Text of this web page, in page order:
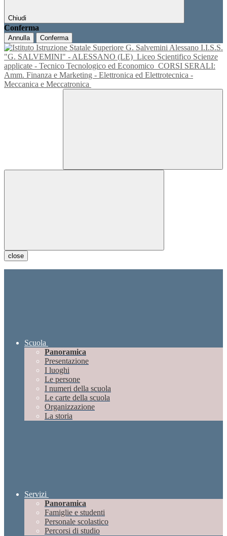
Chiudi
Conferma
Annulla Conferma
I.I.S.S.
"G. SALVEMINI" - ALESSANO (LE) Liceo Scientifico Scienze
applicate - Tecnico Tecnologico ed Economico CORSI SERALI:
Amm. Finanza e Marketing - Elettronica ed Elettrotecnica -
Meccanica e Meccatronica
close
Scuola
Panoramica
Presentazione
I luoghi
Le persone
I numeri della scuola
Le carte della scuola
Organizzazione
La storia
Servizi
Panoramica
Famiglie e studenti
Personale scolastico
Percorsi di studio